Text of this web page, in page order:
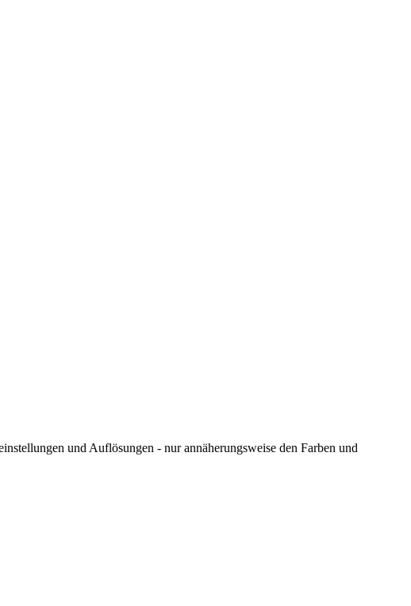
und Auflösungen - nur annäherungsweise den Farben und